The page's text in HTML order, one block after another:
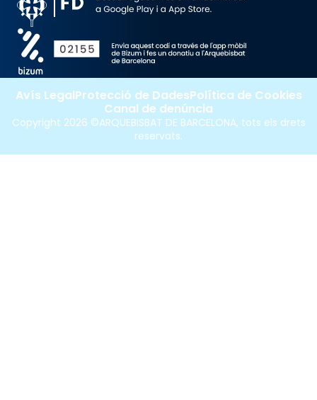
Copyright 2026 ©ARQUEBISBAT DE BARCELONA, tots els drets
reservats.
Avís LegalProtecció de DadesPolítica de Cookies
Canal de denúncia